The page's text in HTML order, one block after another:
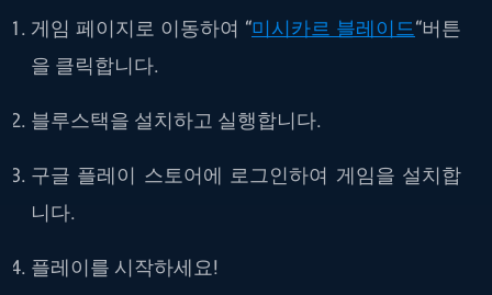
게임 페이지로 이동하여 “미시카르 블레이드“버튼
을 클릭합니다.
블루스택을 설치하고 실행합니다.
구글 플레이 스토어에 로그인하여 게임을 설치합
니다.
플레이를 시작하세요!